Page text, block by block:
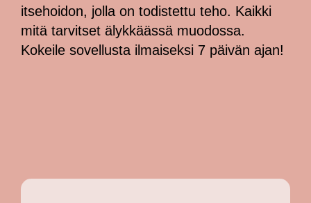
itsehoidon, jolla on todistettu teho. Kaikki
mitä tarvitset älykkäässä muodossa.
Kokeile sovellusta ilmaiseksi 7 päivän ajan!